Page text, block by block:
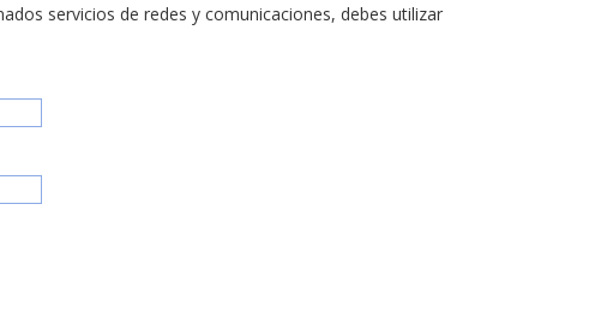
servicios de redes y comunicaciones, debes utilizar